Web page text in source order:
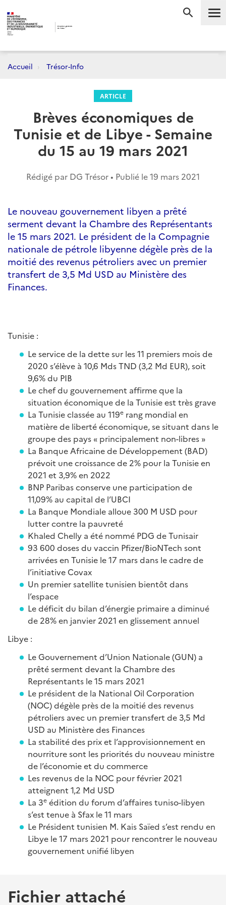
Accueil Trésor-Info
ARTICLE
Brèves économiques de
Tunisie et de Libye - Semaine
du 15 au 19 mars 2021
Rédigé par DG Trésor • Publié le19 mars 2021
Le nouveau gouvernement libyen a prêté
serment devant la Chambre des Représentants
le 15 mars 2021. Le président de la Compagnie
nationale de pétrole libyenne dégèle près de la
moitié des revenus pétroliers avec un premier
transfert de 3,5 Md USD au Ministère des
Finances.
Tunisie :
Le service de la dette sur les 11 premiers mois de
2020 s’élève à 10,6 Mds TND (3,2 Md EUR), soit
9,6% du PIB
Le chef du gouvernement affirme que la
situation économique de la Tunisie est très grave
La Tunisie classée au 119e rang mondial en
matière de liberté économique, se situant dans le
groupe des pays « principalement non-libres »
La Banque Africaine de Développement (BAD)
prévoit une croissance de 2% pour la Tunisie en
2021 et 3,9% en 2022
BNP Paribas conserve une participation de
11,09% au capital de l’UBCI
La Banque Mondiale alloue 300 M USD pour
lutter contre la pauvreté
Khaled Chelly a été nommé PDG de Tunisair
93 600 doses du vaccin Pfizer/BioNTech sont
arrivées en Tunisie le 17 mars dans le cadre de
l’initiative Covax
Un premier satellite tunisien bientôt dans
l’espace
Le déficit du bilan d’énergie primaire a diminué
de 28% en janvier 2021 en glissement annuel
Libye :
Le Gouvernement d’Union Nationale (GUN) a
prêté serment devant la Chambre des
Représentants le 15 mars 2021
Le président de la National Oil Corporation
(NOC) dégèle près de la moitié des revenus
pétroliers avec un premier transfert de 3,5 Md
USD au Ministère des Finances
La stabilité des prix et l’approvisionnement en
nourriture sont les priorités du nouveau ministre
de l’économie et du commerce
Les revenus de la NOC pour février 2021
atteignent 1,2 Md USD
La 3e édition du forum d’affaires tuniso-libyen
s’est tenue à Sfax le 11 mars
Le Président tunisien M. Kais Saïed s’est rendu en
Libye le 17 mars 2021 pour rencontrer le nouveau
gouvernement unifié libyen
Fichier attaché